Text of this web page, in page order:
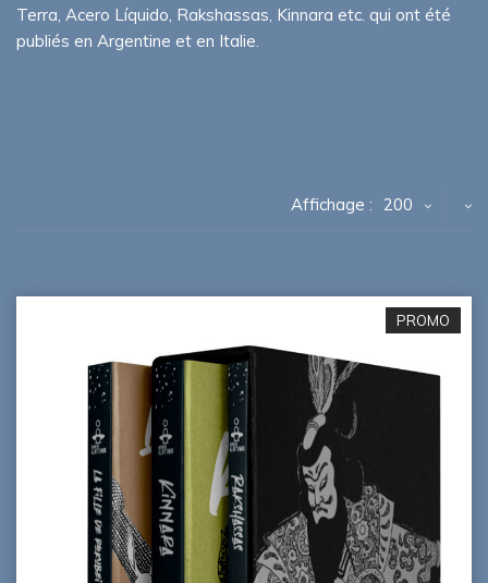
Terra, Acero Líquido, Rakshassas, Kinnara etc. qui ont été
publiés en Argentine et en Italie.
Affichage : 200
PROMO